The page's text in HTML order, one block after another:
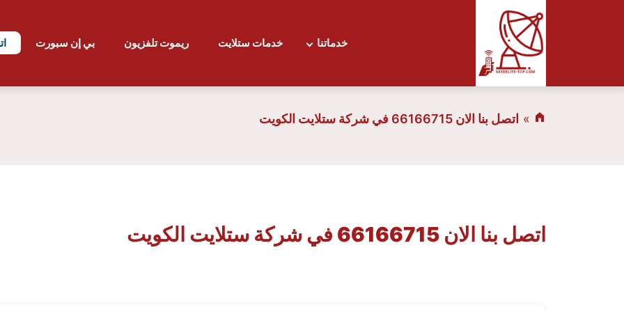
خدماتنا خدمات ستلايت ريموت تلفزيون بي إن سبورت
اتصل بنا الان 66166715 في شركة ستلايت الكويت
اتصل بنا الان 66166715 في شركة ستلايت الكويت